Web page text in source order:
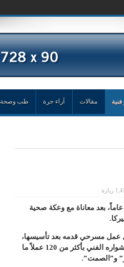
فنية مقالات آراء حرة طب وصحة
زيارة
وفي الممثل الكويتي أحمد الصالح اليوم السبت عن عمر يناهز 77 عاماً، بعد معاناة مع وعكة صحية
عمل مسرحي قدمه بعد تأسيسها،
وأصبح رئيساً لمجلس الإدارة في موسم عام 1982/1983، وحفل مشواره الفني بأكثر من 120 عملاً ما
و”الصمت”.